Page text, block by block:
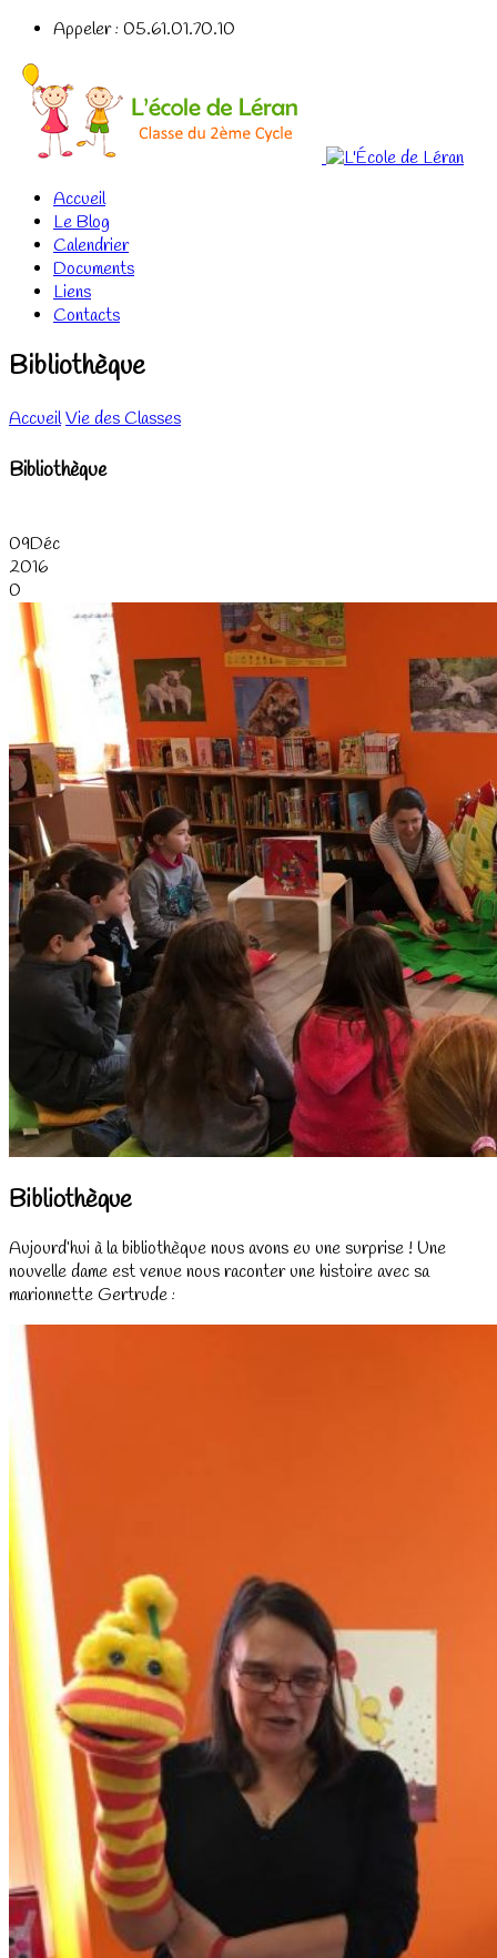
Appeler : 05.61.01.70.10
Accueil
Le Blog
Calendrier
Documents
Liens
Contacts
Bibliothèque
AccueilVie des Classes
Bibliothèque
09Déc
2016
0
Bibliothèque
Aujourd’hui à la bibliothèque nous avons eu une surprise ! Une
nouvelle dame est venue nous raconter une histoire avec sa
marionnette Gertrude :